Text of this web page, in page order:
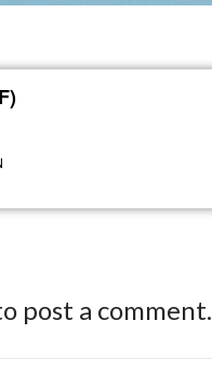
post a comment.